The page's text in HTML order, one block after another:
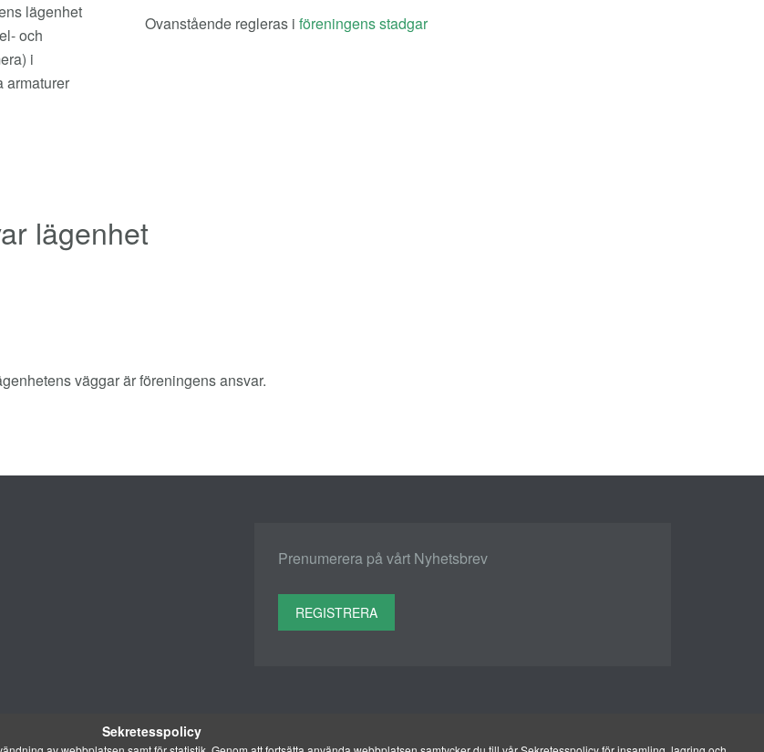
lägenhet
och
i
armaturer
Ovanstående regleras i föreningens stadgar
lägenhet
väggar är föreningens ansvar.
Prenumerera på vårt Nyhetsbrev
REGISTRERA
Sekretesspolicy